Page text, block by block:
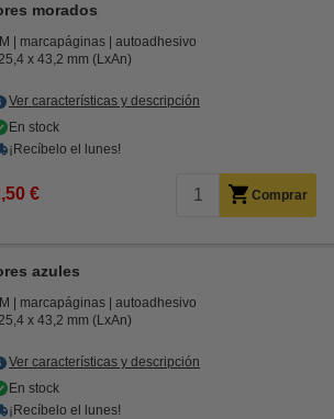
morados
marcapáginas
autoadhesivo
x 43,2 mm (LxAn)
Ver características y descripción
En stock
¡Recíbelo el lunes!
€ Comprar
azules
marcapáginas
autoadhesivo
x 43,2 mm (LxAn)
Ver características y descripción
En stock
¡Recíbelo el lunes!